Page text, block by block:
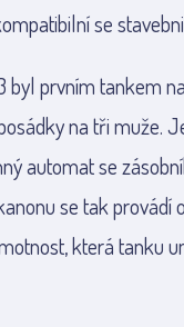
se
byl prvním tankem
na tři muže.
automat se
se tak
která tanku